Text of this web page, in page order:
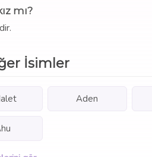
mı?
İsimler
Aden